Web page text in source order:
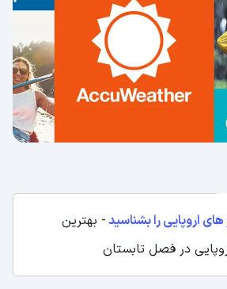
اروپایی را بشناسید- بهترین
در فصل تابستان